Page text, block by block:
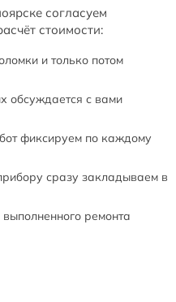
согласуем
стоимости:
и только потом
обсуждается с вами
фиксируем по каждому
сразу закладываем в
ремонта